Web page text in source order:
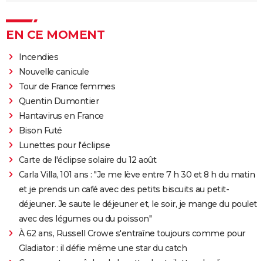
EN CE MOMENT
Incendies
Nouvelle canicule
Tour de France femmes
Quentin Dumontier
Hantavirus en France
Bison Futé
Lunettes pour l'éclipse
Carte de l'éclipse solaire du 12 août
Carla Villa, 101 ans : "Je me lève entre 7 h 30 et 8 h du matin
et je prends un café avec des petits biscuits au petit-
déjeuner. Je saute le déjeuner et, le soir, je mange du poulet
avec des légumes ou du poisson"
À 62 ans, Russell Crowe s'entraîne toujours comme pour
Gladiator : il défie même une star du catch